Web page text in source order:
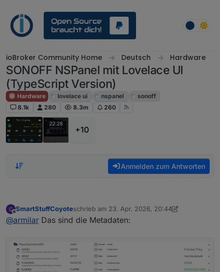
ioBroker Community Home Deutsch Hardware
SONOFF NSPanel mit Lovelace UI
(TypeScript Version)
Hardware lovelace ui nspanel
sonoff
8.1k
280 8.3m 260
+10
Anmelden zum Antworten
Offline
SmartStuffCoyoteschrieb am 23. Apr. 2026, 20:44
zuletzt editiert von SmartStuffCoyote
@armilar Das sind die Metadaten: